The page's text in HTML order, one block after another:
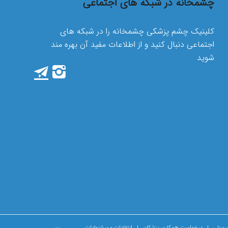
کلینیک چشم پزشکی چشمخانه را در شبکه های
اجتماعی دنبال کنید و از اطلاعات مفید آن بهره مند
شوید